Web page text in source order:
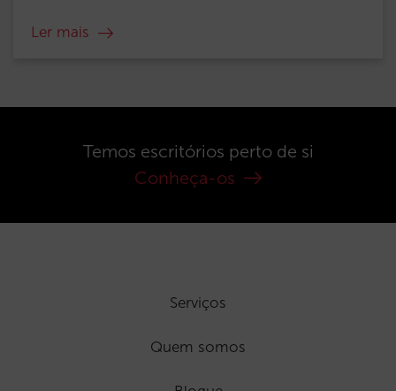
Ler mais
Temos escritórios perto de si
Conheça-os
Serviços
Quem somos